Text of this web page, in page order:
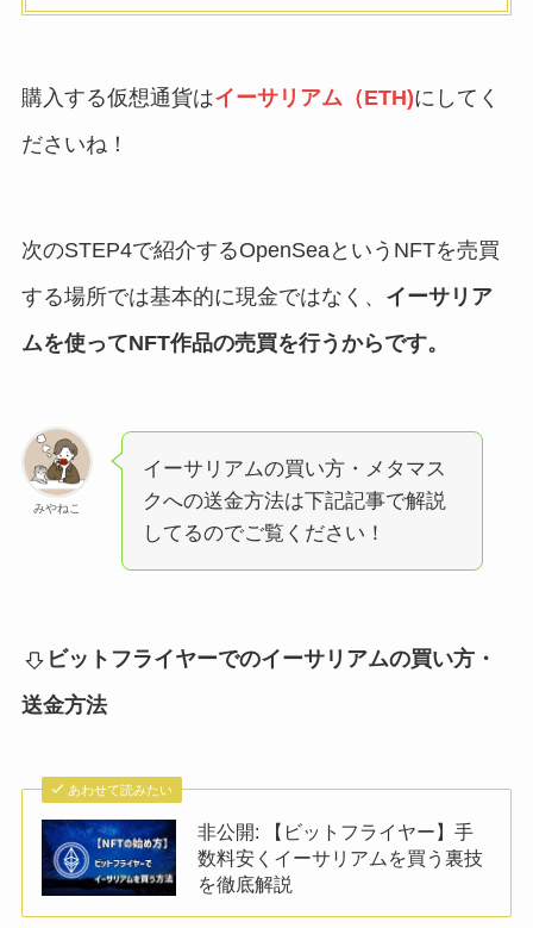
購入する仮想通貨はイーサリアム（ETH)にしてく
ださいね！
次のSTEP4で紹介するOpenSeaというNFTを売買
する場所では基本的に現金ではなく、 イーサリア
ムを使ってNFT作品の売買を行うからです。
みやねこ
イーサリアムの買い方・メタマス
クへの送金方法は下記記事で解説
してるのでご覧ください！
ビットフライヤーでのイーサリアムの買い方・
送金方法
あわせて読みたい
非公開: 【ビットフライヤー】手
数料安くイーサリアムを買う裏技
を徹底解説